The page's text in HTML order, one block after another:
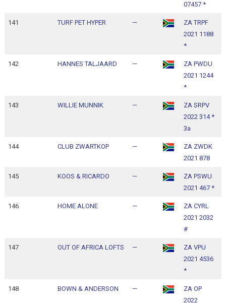
07457 *
141 TURF PET HYPER —
ZA TRPF
2021 1188
*
142 HANNES TALJAARD —
ZA PWDU
2021 1244
*
143 WILLIE MUNNIK —
ZA SRPV
2022 314 *
3a
144 CLUB ZWARTKOP —
ZA ZWDK
2021 878
145 KOOS & RICARDO —
ZA PSWU
2021 467 *
146 HOME ALONE —
ZA CYRL
2021 2032
#
147 OUT OF AFRICA LOFTS —
ZA VPU
2021 4536
*
148 BOWN & ANDERSON —
ZA OP
2022